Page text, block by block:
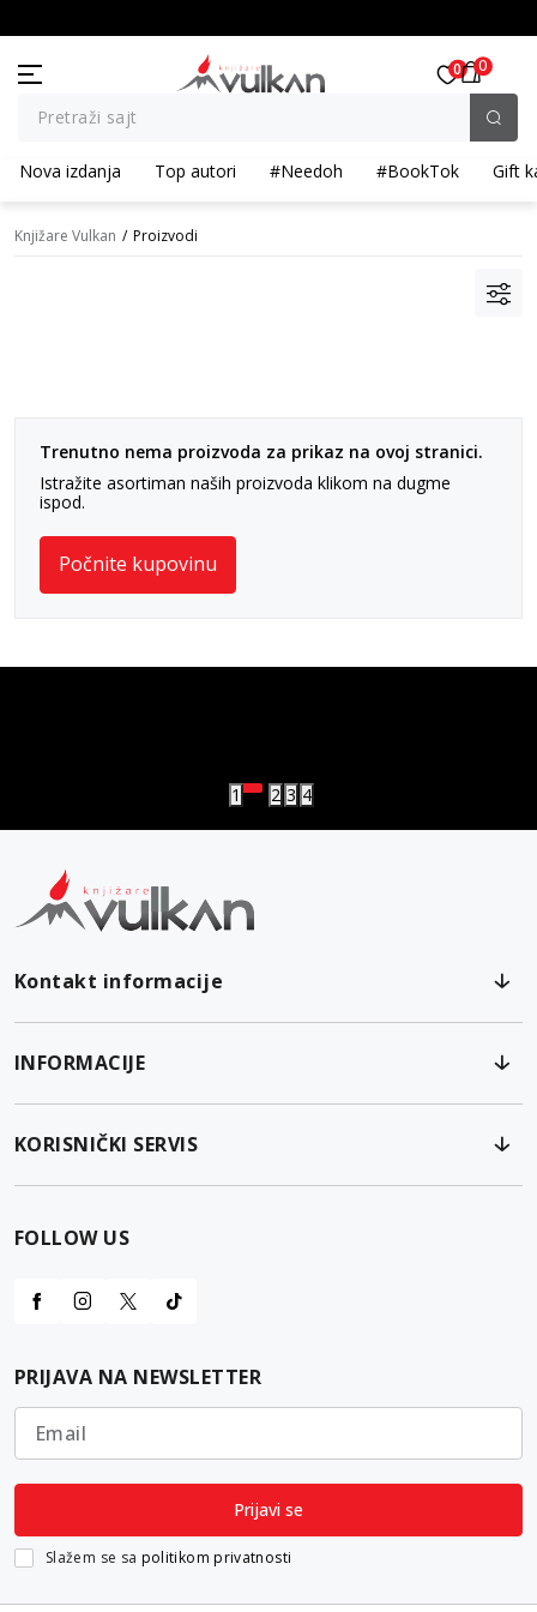
Pretraži sajt
0 0
Nova izdanja Top autori #Needoh #BookTok Gift
Knjižare Vulkan Proizvodi
Trenutno nema proizvoda za prikaz na ovoj stranici.
Istražite asortiman naših proizvoda klikom na dugme
ispod.
Počnite kupovinu
1 2 3 4
Kontakt informacije
INFORMACIJE
KORISNIČKI SERVIS
FOLLOW US
PRIJAVA NA NEWSLETTER
Email
Prijavi se
Slažem se sa politikom privatnosti